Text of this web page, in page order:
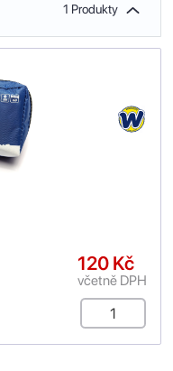
1 Produkty
120 Kč
včetně DPH